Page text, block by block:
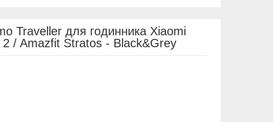
Traveller для годинника Xiaomi
/ Amazfit Stratos - Black&Grey